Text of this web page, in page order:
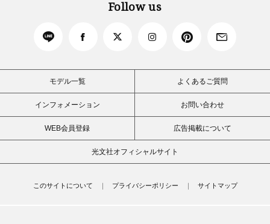
Follow us
モデル一覧 よくあるご質問
インフォメーション お問い合わせ
WEB会員登録 広告掲載について
光文社オフィシャルサイト
このサイトについて プライバシーポリシー サイトマップ